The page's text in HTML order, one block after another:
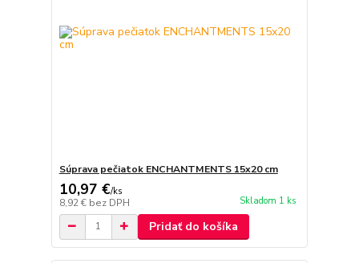
Súprava pečiatok ENCHANTMENTS 15x20 cm
10,97 €/ks
8,92 € bez DPH Skladom 1 ks
Pridať do košíka